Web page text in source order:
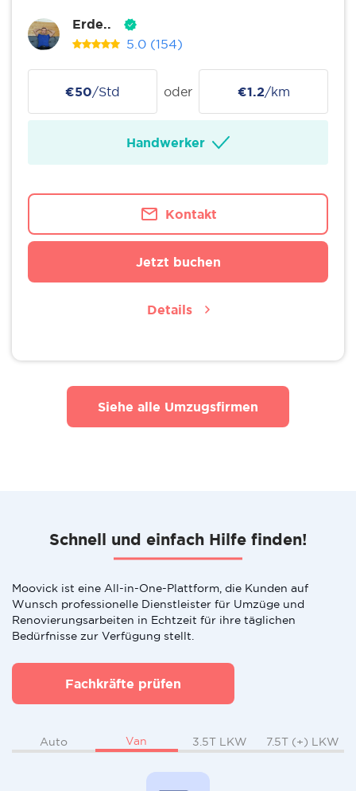
Erde..
5.0 (154)
€50/Std oder €1.2/km
Handwerker
Kontakt
Jetzt buchen
Details
Siehe alle Umzugsfirmen
Schnell und einfach Hilfe finden!
Moovick ist eine All-in-One-Plattform, die Kunden auf
Wunsch professionelle Dienstleister für Umzüge und
Renovierungsarbeiten in Echtzeit für ihre täglichen
Bedürfnisse zur Verfügung stellt.
Fachkräfte prüfen
Auto Van 3.5T LKW 7.5T (+) LKW